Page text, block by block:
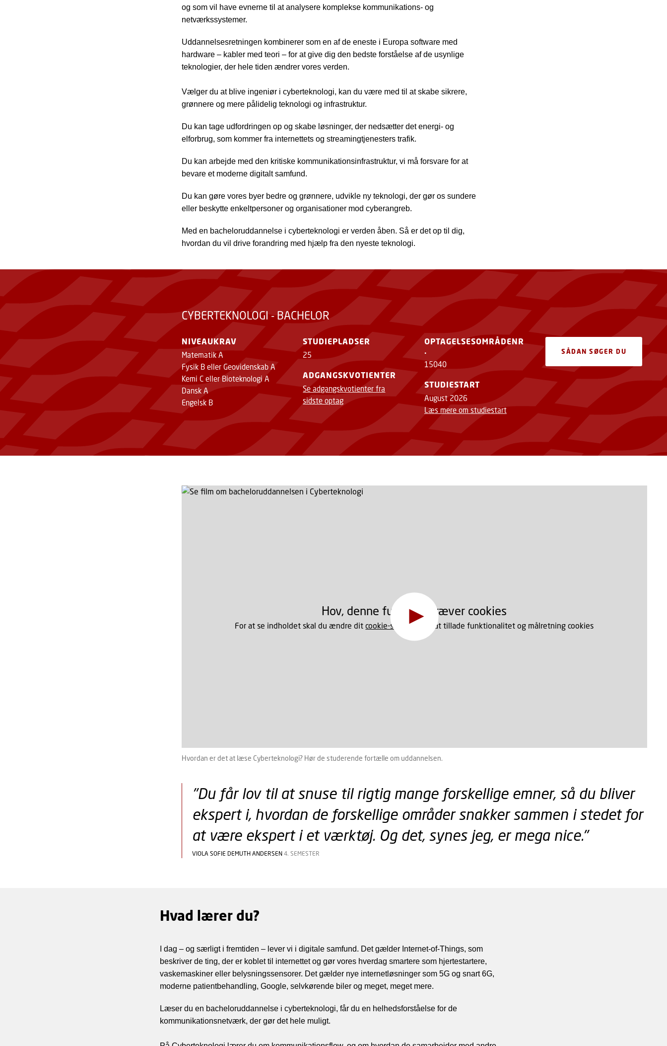
og som vil have evnerne til at analysere komplekse kommunikations- og
netværkssystemer.
Uddannelsesretningen kombinerer som en af de eneste i Europa software med
hardware – kabler med teori – for at give dig den bedste forståelse af de usynlige
teknologier, der hele tiden ændrer vores verden.
Vælger du at blive ingeniør i cyberteknologi, kan du være med til at skabe sikrere,
grønnere og mere pålidelig teknologi og infrastruktur.
Du kan tage udfordringen op og skabe løsninger, der nedsætter det energi- og
elforbrug, som kommer fra internettets og streamingtjenesters trafik.
Du kan arbejde med den kritiske kommunikationsinfrastruktur, vi må forsvare for at
bevare et moderne digitalt samfund.
Du kan gøre vores byer bedre og grønnere, udvikle ny teknologi, der gør os sundere
eller beskytte enkeltpersoner og organisationer mod cyberangreb.
Med en bacheloruddannelse i cyberteknologi er verden åben. Så er det op til dig,
hvordan du vil drive forandring med hjælp fra den nyeste teknologi.
CYBERTEKNOLOGI - BACHELOR
NIVEAUKRAV
Matematik A
Fysik B eller Geovidenskab A
Kemi C eller Bioteknologi A
Dansk A
Engelsk B
STUDIEPLADSER
25
ADGANGSKVOTIENTER
Se adgangskvotienter fra
sidste optag
OPTAGELSESOMRÅDENR
.
15040
STUDIESTART
August 2026
Læs mere om studiestart
SÅDAN SØGER DU
Hov, denne funktion kræver cookies
For at se indholdet skal du ændre ditcookie-samtykke til at tillade funktionalitet og målretning cookies
Hvordan er det at læse Cyberteknologi? Hør de studerende fortælle om uddannelsen.
"Du får lov til at snuse til rigtig mange forskellige emner, så du bliver
ekspert i, hvordan de forskellige områder snakker sammen i stedet for
at være ekspert i et værktøj. Og det, synes jeg, er mega nice."
VIOLA SOFIE DEMUTH ANDERSEN 4. SEMESTER
Hvad lærer du?
I dag – og særligt i fremtiden – lever vi i digitale samfund. Det gælder Internet-of-Things, som
beskriver de ting, der er koblet til internettet og gør vores hverdag smartere som hjertestartere,
vaskemaskiner eller belysningssensorer. Det gælder nye internetløsninger som 5G og snart 6G,
moderne patientbehandling, Google, selvkørende biler og meget, meget mere.
Læser du en bacheloruddannelse i cyberteknologi, får du en helhedsforståelse for de
kommunikationsnetværk, der gør det hele muligt.